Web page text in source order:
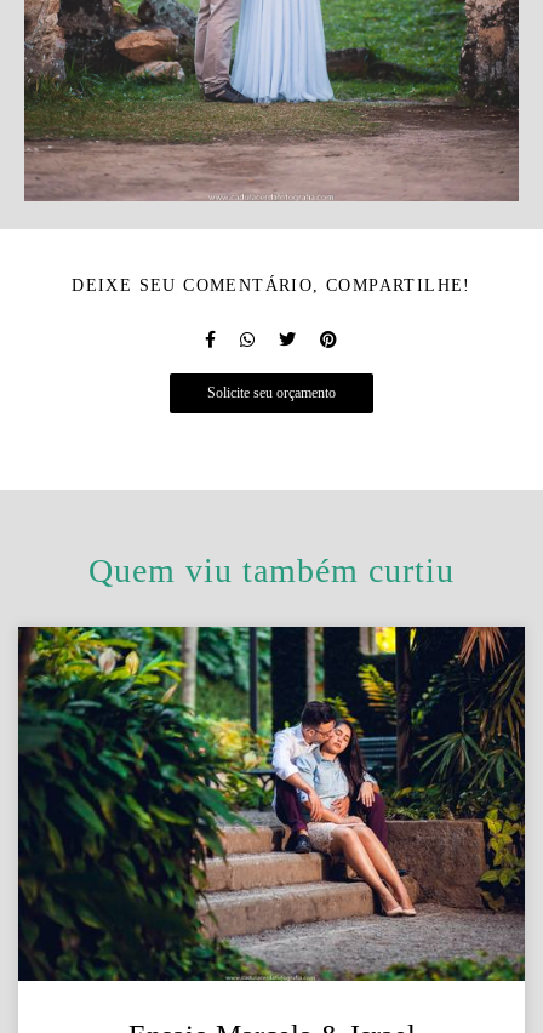
DEIXE SEU COMENTÁRIO, COMPARTILHE!
Solicite seu orçamento
Quem viu também curtiu